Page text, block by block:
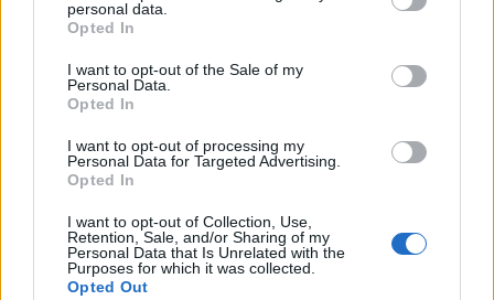
grant or deny consent to Google and its third-party tags to
use your data for below specified purposes in below Google
consent section.
personal data.
Opted In
I want to opt-out of the Sale of my
Personal Data.
Opted In
I want to opt-out of processing my
Personal Data for Targeted Advertising.
Opted In
I want to opt-out of Collection, Use,
Retention, Sale, and/or Sharing of my
Personal Data that Is Unrelated with the
Purposes for which it was collected.
Opted Out
maps.ktimatologio.gr. Εργαζόμενοι έχουν καταγγείλει
οποιασδήποτε δικαιοδοσίας για να αναλάβει τα εν λόγω
έργα. Παράλληλα, τονίζουν στην «Κ» ότι η πρόσβαση σε
οργανισμού είναι ενάντια στον κανονισμό, ενώ
σημειώνουν πως οι ίδιοι «δεν δικαιούνται να παρέχουν
συνδέονται με καμία νομική – συμβατική σχέση με τον
φορέα». Επιπλέον, στις επιστολές τους υπογραμμίζουν
ότι «ουδέποτε ζητήθηκε η υλοποίηση των εφαρμογών